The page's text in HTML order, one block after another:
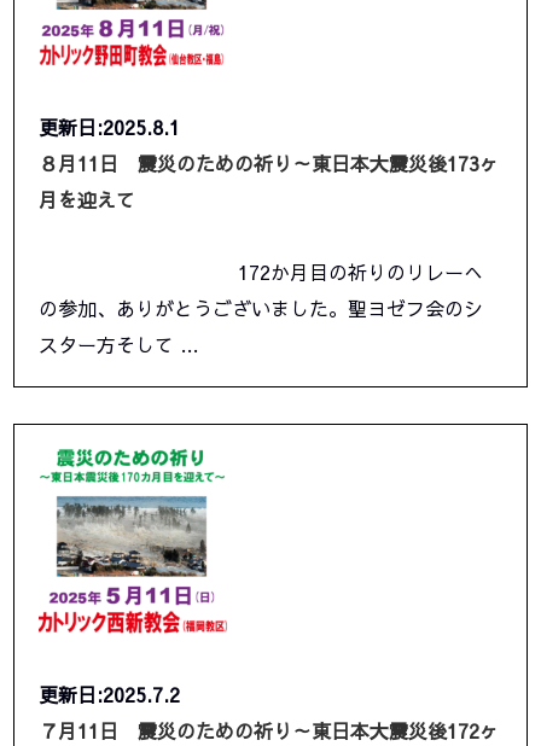
更新日:2025.8.1
８月11日 震災のための祈り～東日本大震災後173ヶ
月を迎えて
172か月目の祈りのリレーへ
の参加、ありがとうございました。聖ヨゼフ会のシ
スター方そして …
更新日:2025.7.2
７月11日 震災のための祈り～東日本大震災後172ヶ